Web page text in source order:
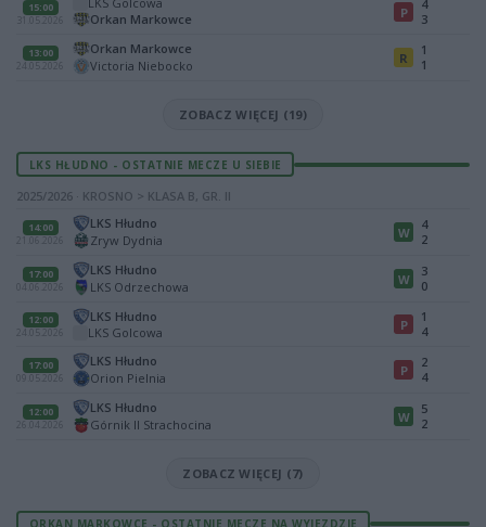
15:00
31.05.2026
Orkan Markowce
P
4
3
13:00
24.05.2026
Orkan Markowce
Victoria Niebocko
R
1
1
ZOBACZ WIĘCEJ (19)
LKS HŁUDNO - OSTATNIE MECZE U SIEBIE
2025/2026 · KROSNO > KLASA B, GR. II
14:00
21.06.2026
LKS Hłudno
Zryw Dydnia
W
4
2
17:00
04.06.2026
LKS Hłudno
LKS Odrzechowa
W
3
0
12:00
24.05.2026
LKS Hłudno
LKS Golcowa
P
1
4
17:00
09.05.2026
LKS Hłudno
Orion Pielnia
P
2
4
12:00
26.04.2026
LKS Hłudno
Górnik II Strachocina
W
5
2
ZOBACZ WIĘCEJ (7)
ORKAN MARKOWCE - OSTATNIE MECZE NA WYJEZDZIE